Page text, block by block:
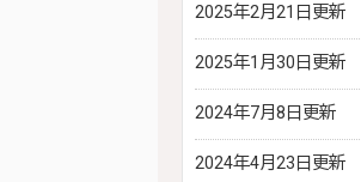
2025年2月21日更新
2025年1月30日更新
2024年7月8日更新
2024年4月23日更新